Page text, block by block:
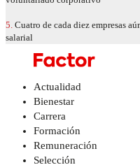
5. Cuatro de cada diez empresas
salarial
Actualidad
Bienestar
Carrera
Formación
Remuneración
Selección